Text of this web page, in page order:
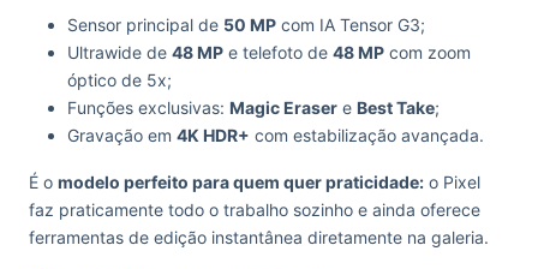
Sensor principal de 50 MP com IA Tensor G3;
Ultrawide de 48 MP e telefoto de 48 MP com zoom
óptico de 5x;
Funções exclusivas: Magic Eraser e Best Take;
Gravação em 4K HDR+ com estabilização avançada.
É o modelo perfeito para quem quer praticidade: o Pixel
faz praticamente todo o trabalho sozinho e ainda oferece
ferramentas de edição instantânea diretamente na galeria.